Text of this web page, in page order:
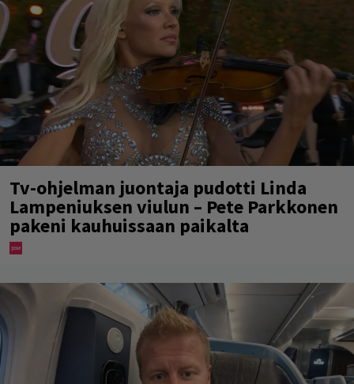
Tv-ohjelman juontaja pudotti Linda
Lampeniuksen viulun – Pete Parkkonen
pakeni kauhuissaan paikalta